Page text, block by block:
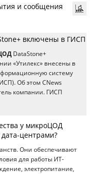
и сообщения
включены в ГИСП
DataStone+
«Утилекс» внесены в
систему
Об этом CNews
компании. ГИСП
у микроЦОД
центрами?
Они обеспечивают
для работы ИТ-
электропитание,